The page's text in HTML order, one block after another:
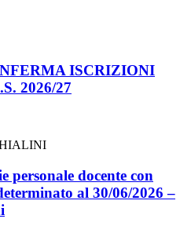
ISCRIZIONI
2026/27
personale docente con
al 30/06/2026 –